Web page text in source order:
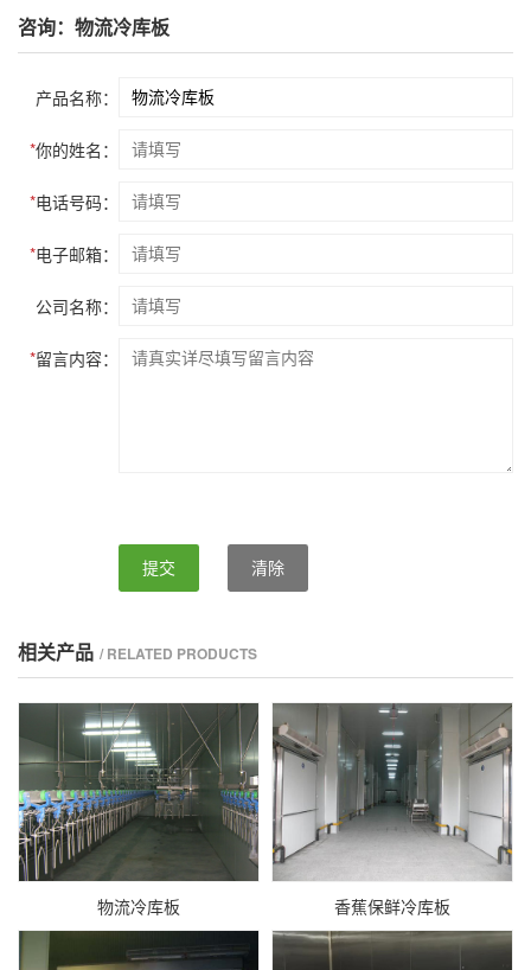
咨询：物流冷库板
产品名称：
*你的姓名：
*电话号码：
*电子邮箱：
公司名称：
*留言内容：
提交 清除
相关产品 / RELATED PRODUCTS
物流冷库板 香蕉保鲜冷库板